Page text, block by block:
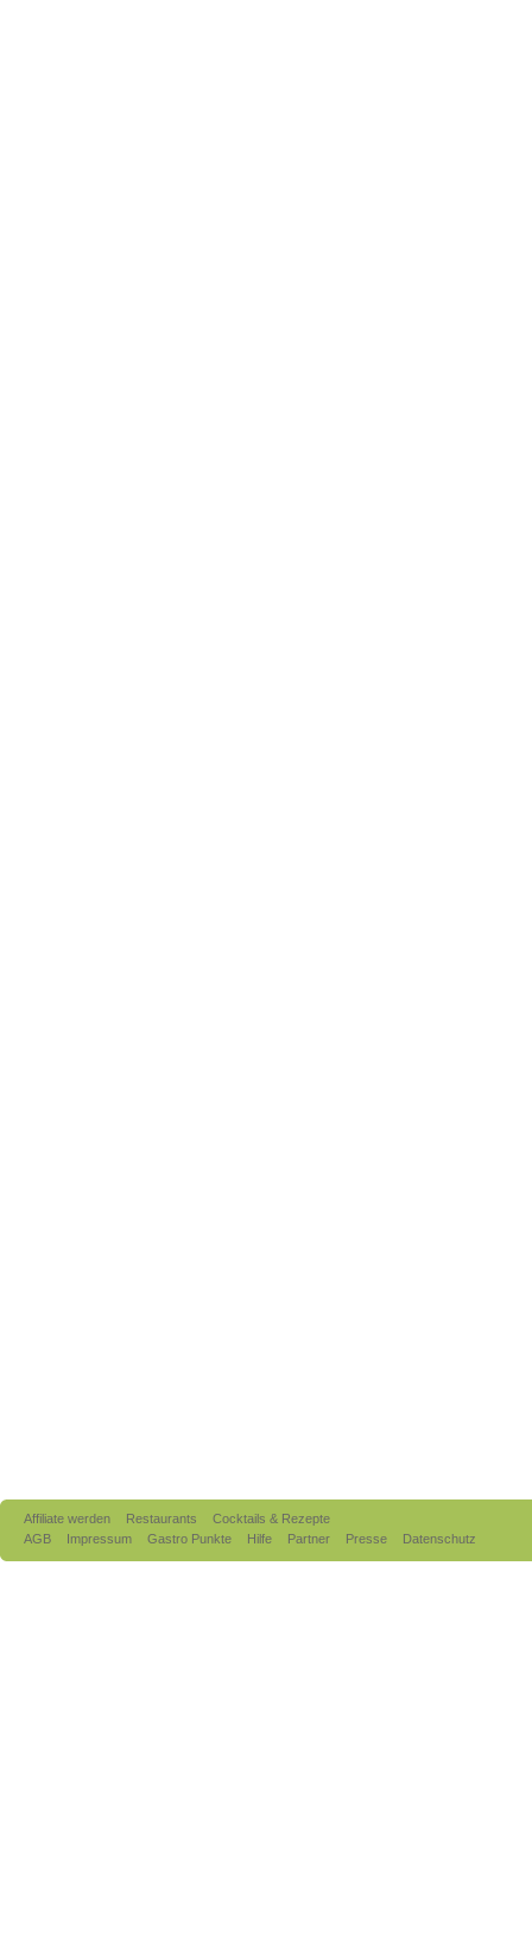
Affiliate werden Restaurants
Cocktails & Rezepte
AGB
Impressum Gastro Punkte Hilfe Partner Presse Datenschutz